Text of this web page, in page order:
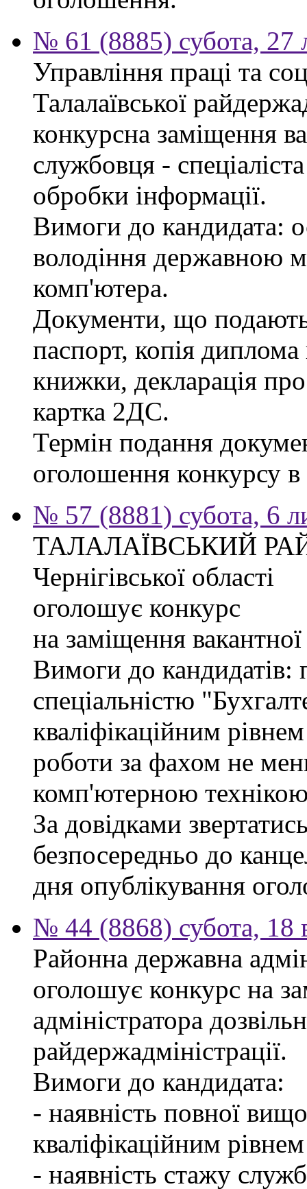
№ 61 (8885) субота, 27
Управління праці та
Талалаївської
конкурсна заміщення
службовця -
обробки інформації.
Вимоги до кандидата:
володіння державною
комп'ютера.
Документи, що
паспорт, копія диплома
книжки, декларація
картка 2ДС.
Термін подання
оголошення конкурсу в
№ 57 (8881) субота, 6
ТАЛАЛАЇВСЬКИЙ
Чернігівської області
оголошує конкурс
на заміщення
Вимоги до кандидатів:
спеціальністю
кваліфікаційним
роботи за фахом не
комп'ютерною
За довідками
безпосередньо до
дня опублікування
№ 44 (8868) субота, 18
Районна державна
оголошує конкурс на
адміністратора
райдержадміністрації.
Вимоги до кандидата:
- наявність повної
кваліфікаційним
- наявність стажу